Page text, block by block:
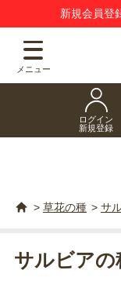
新規会員登
メニュー
ログイン
新規登録
> 草花の種 > サ
サルビアの